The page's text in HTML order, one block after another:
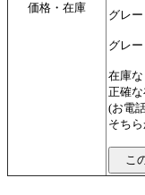
価格・在庫
グレ
グレ
在庫
正確な
(お電
そち